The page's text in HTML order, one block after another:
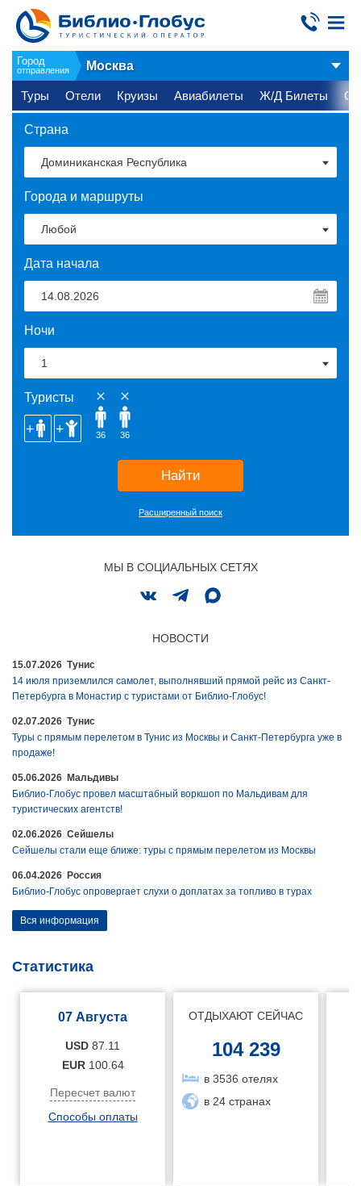
Город
отправления Москва
Туры Отели Круизы Авиабилеты Ж/Д Билеты
Страна
Города и маршруты
Дата начала
Ночи
Туристы
36 36
Найти
Расширенный поиск
МЫ В СОЦИАЛЬНЫХ СЕТЯХ
НОВОСТИ
15.07.2026 Тунис
14 июля приземлился самолет, выполнявший прямой рейс из Санкт-
Петербурга в Монастир с туристами от Библио-Глобус!
02.07.2026 Тунис
Туры с прямым перелетом в Тунис из Москвы и Санкт-Петербурга уже в
продаже!
05.06.2026 Мальдивы
Библио-Глобус провел масштабный воркшоп по Мальдивам для
туристических агентств!
02.06.2026 Сейшелы
Сейшелы стали еще ближе: туры с прямым перелетом из Москвы
06.04.2026 Россия
Библио-Глобус опровергает слухи о доплатах за топливо в турах
Вся информация
Статистика
07 Августа
USD 87.11
EUR 100.64
Пересчет валют
Способы оплаты
ОТДЫХАЮТ СЕЙЧАС
104 239
в 3536 отелях
в 24 странах